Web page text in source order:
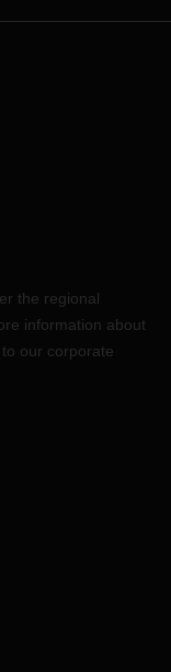
the regional
information about
our corporate